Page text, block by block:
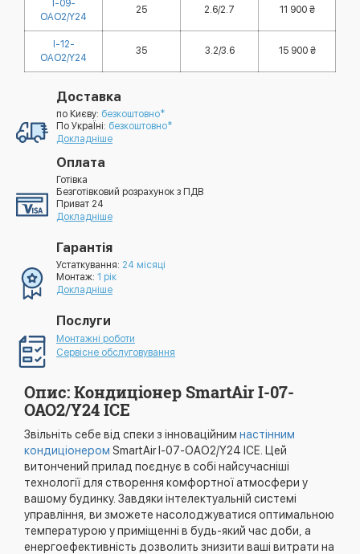
I-09-
OAO2/Y24
25 2.6/2.7 11 900 ₴
I-12-
OAO2/Y24
35 3.2/3.6 15 900 ₴
Доставка
по Києву: безкоштовно*
По УкраЇні: безкоштовно*
Докладніше
Оплата
Готівка
Безготівковий розрахунок з ПДВ
Приват 24
Докладніше
Гарантія
Устаткування: 24 місяці
Монтаж: 1 рік
Докладніше
Послуги
Монтажні роботи
Сервісне обслуговування
Опис: Кондиціонер SmartAir I-07-
OAO2/Y24 ICE
Звільніть себе від спеки з інноваційним настінним
кондиціонером SmartAir I-07-OAO2/Y24 ICE. Цей
витончений прилад поєднує в собі найсучасніші
технології для створення комфортної атмосфери у
вашому будинку. Завдяки інтелектуальній системі
управління, ви зможете насолоджуватися оптимальною
температурою у приміщенні в будь-який час доби, а
енергоефективність дозволить знизити ваші витрати на